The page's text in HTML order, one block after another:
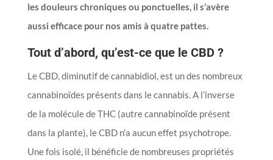
les douleurs chroniques ou ponctuelles, il s’avère
aussi efficace pour nos amis à quatre pattes.
Tout d’abord, qu’est-ce que le CBD ?
Le CBD, diminutif de cannabidiol, est un des nombreux
cannabinoïdes présents dans le cannabis. A l’inverse
de la molécule de THC (autre cannabinoïde présent
dans la plante), le CBD n’a aucun effet psychotrope.
Une fois isolé, il bénéficie de nombreuses propriétés